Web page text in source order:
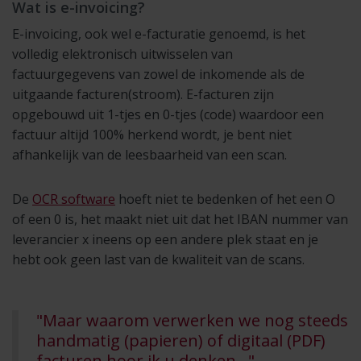
Wat is e-invoicing?
E-invoicing, ook wel e-facturatie genoemd, is het
volledig elektronisch uitwisselen van
factuurgegevens van zowel de inkomende als de
uitgaande facturen(stroom). E-facturen zijn
opgebouwd uit 1-tjes en 0-tjes (code) waardoor een
factuur altijd 100% herkend wordt, je bent niet
afhankelijk van de leesbaarheid van een scan.
De OCR software hoeft niet te bedenken of het een O
of een 0 is, het maakt niet uit dat het IBAN nummer van
leverancier x ineens op een andere plek staat en je
hebt ook geen last van de kwaliteit van de scans.
"Maar waarom verwerken we nog steeds
handmatig (papieren) of digitaal (PDF)